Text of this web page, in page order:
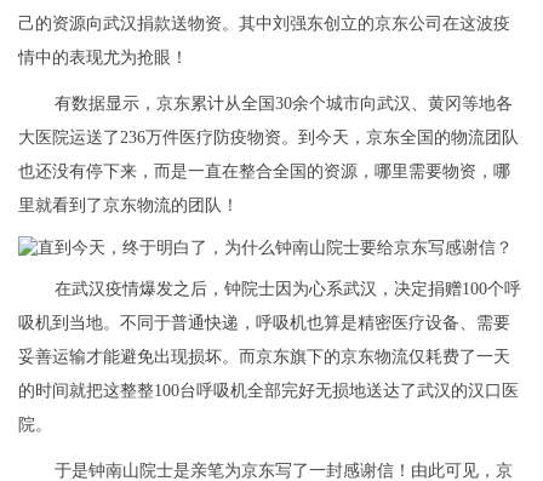
己的资源向武汉捐款送物资。其中刘强东创立的京东公司在这波疫
情中的表现尤为抢眼！
有数据显示，京东累计从全国30余个城市向武汉、黄冈等地各
大医院运送了236万件医疗防疫物资。到今天，京东全国的物流团队
也还没有停下来，而是一直在整合全国的资源，哪里需要物资，哪
里就看到了京东物流的团队！
在武汉疫情爆发之后，钟院士因为心系武汉，决定捐赠100个呼
吸机到当地。不同于普通快递，呼吸机也算是精密医疗设备、需要
妥善运输才能避免出现损坏。而京东旗下的京东物流仅耗费了一天
的时间就把这整整100台呼吸机全部完好无损地送达了武汉的汉口医
院。
于是钟南山院士是亲笔为京东写了一封感谢信！由此可见，京